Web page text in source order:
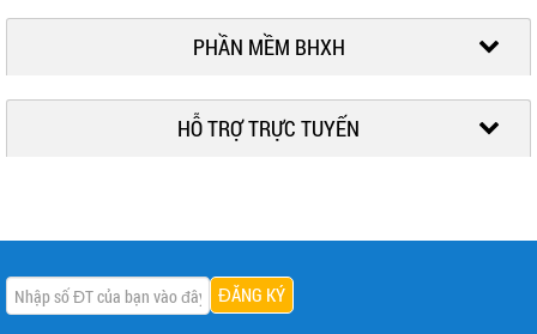
PHẦN MỀM BHXH
HỖ TRỢ TRỰC TUYẾN